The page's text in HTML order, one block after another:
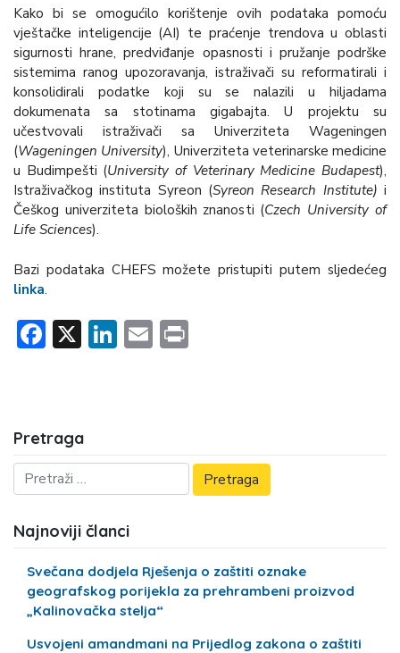
Kako bi se omogućilo korištenje ovih podataka pomoću
vještačke inteligencije (AI) te praćenje trendova u oblasti
sigurnosti hrane, predviđanje opasnosti i pružanje podrške
sistemima ranog upozoravanja, istraživači su reformatirali i
konsolidirali podatke koji su se nalazili u hiljadama
dokumenata sa stotinama gigabajta. U projektu su
učestvovali istraživači sa Univerziteta Wageningen
(Wageningen University), Univerziteta veterinarske medicine
u Budimpešti (University of Veterinary Medicine Budapest),
Istraživačkog instituta Syreon (Syreon Research Institute) i
Češkog univerziteta bioloških znanosti (Czech University of
Life Sciences).
Bazi podataka CHEFS možete pristupiti putem sljedećeg
linka.
Facebook
X LinkedIn
Email
Pretraga
Najnoviji članci
Svečana dodjela Rješenja o zaštiti oznake
geografskog porijekla za prehrambeni proizvod
„Kalinovačka stelja“
Usvojeni amandmani na Prijedlog zakona o zaštiti